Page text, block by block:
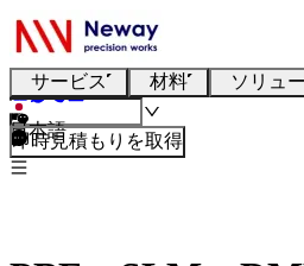
サービス 材料 ソリュ
日本語
即時見積もりを取得